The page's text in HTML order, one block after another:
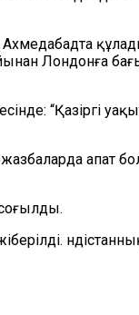
Лондонға
“Қазіргі
апат